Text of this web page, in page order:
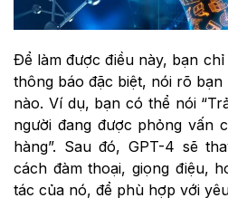
Để làm được điều này, bạn
thông báo đặc biệt, nói rõ
nào. Ví dụ, bạn có thể nói
người đang được phỏng vấn
hàng”. Sau đó, GPT-4 sẽ
cách đàm thoại, giọng điệu,
tác của nó, để phù hợp với